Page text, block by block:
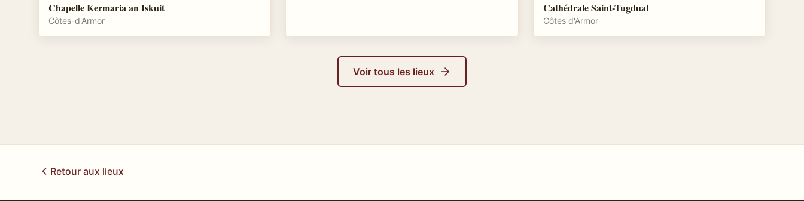
Chapelle Kermaria an Iskuit
Côtes-d'Armor
Cathédrale Saint-Tugdual
Côtes d'Armor
Voir tous les lieux
Retour aux lieux